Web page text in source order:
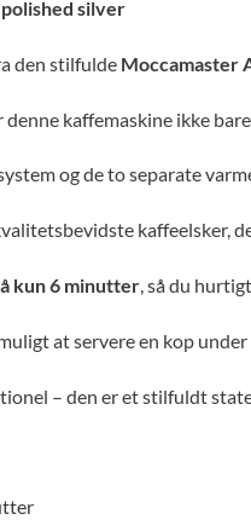
silver
den stilfulde Moccamaster
denne kaffemaskine ikke
og de to separate
kaffeelsker,
kun 6 minutter, så du
at servere en kop
– den er et stilfuldt